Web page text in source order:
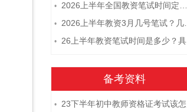
• 2026上半年全国教资笔试时间定档！
• 2026上半年教资3月几号笔试？几点开考
• 26上半年教资笔试时间是多少？具体安排表一览
备考资料
• 23下半年初中教师资格证考试该怎么复习？